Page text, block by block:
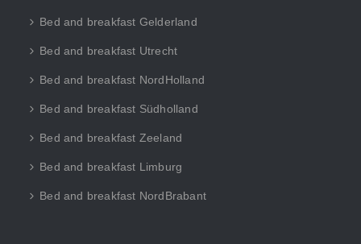
Bed and breakfast Gelderland
Bed and breakfast Utrecht
Bed and breakfast NordHolland
Bed and breakfast Südholland
Bed and breakfast Zeeland
Bed and breakfast Limburg
Bed and breakfast NordBrabant